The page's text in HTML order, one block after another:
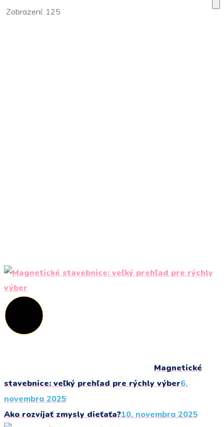
Zobrazení: 125
Magnetické
stavebnice: veľký prehľad pre rýchly výber6.
novembra 2025
Ako rozvíjať zmysly dieťaťa?10. novembra 2025